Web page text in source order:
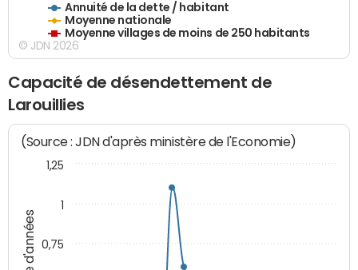
Annuité de la dette / habitant
Moyenne nationale
Moyenne villages de moins de 250 habitants
© JDN 2026
Capacité de désendettement de
Larouillies
(Source : JDN d'après ministère de l'Economie)
0,75
1
1,25